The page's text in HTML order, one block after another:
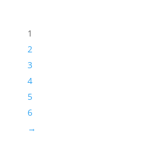
1
2
3
4
5
6
→